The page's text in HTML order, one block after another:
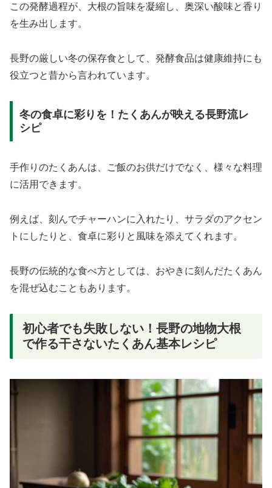
この発酵過程が、大根の旨味を凝縮し、奥深い酸味と香り
を生み出します。
長野の厳しい冬の保存食として、発酵食品は健康維持にも
役立つと昔から言われています。
冬の食卓に彩りを！たくあんが映える長野流レ
シピ
手作りのたくあんは、ご飯のお供だけでなく、様々な料理
に活用できます。
例えば、刻んでチャーハンに入れたり、サラダのアクセン
トにしたりと、食卓に彩りと風味を添えてくれます。
長野の伝統的な食べ方としては、おやきに刻んだたくあん
を混ぜ込むこともあります。
初心者でも失敗しない！長野の地物大根
で作る干さないたくあん基本レシピ